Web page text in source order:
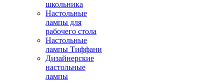
школьника
Настольные
лампы для
рабочего стола
Настольные
лампы Тиффани
Дизайнерские
настольные
лампы